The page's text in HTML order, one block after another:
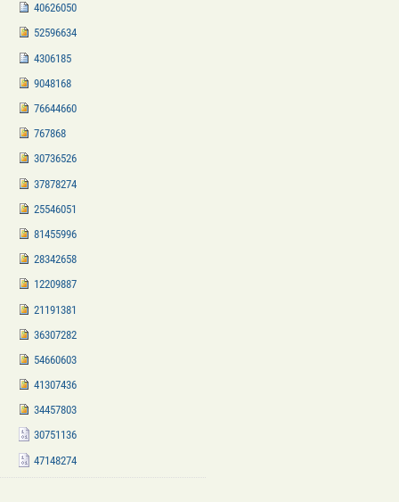
40626050
52596634
4306185
9048168
76644660
767868
30736526
37878274
25546051
81455996
28342658
12209887
21191381
36307282
54660603
41307436
34457803
30751136
47148274